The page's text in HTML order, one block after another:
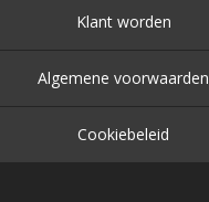
Klant worden
Algemene voorwaarden
Cookiebeleid